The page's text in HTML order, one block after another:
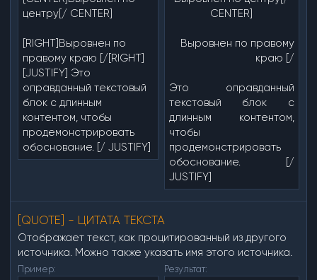
центру[/ CENTER]
[RIGHT]Выровнен по
правому краю [/[RIGHT]
[JUSTIFY] Это
оправданный текстовый
блок с длинным
контентом, чтобы
продемонстрировать
обоснование. [/ JUSTIFY]
CENTER]
Выровнен по правому
краю [/
Это оправданный
текстовый блок с
длинным контентом,
чтобы
продемонстрировать
обоснование. [/
JUSTIFY]​
[QUOTE] - ЦИТАТА ТЕКСТА
Отображает текст, как процитированный из другого
источника. Можно также указать имя этого источника.
Пример: Результат: